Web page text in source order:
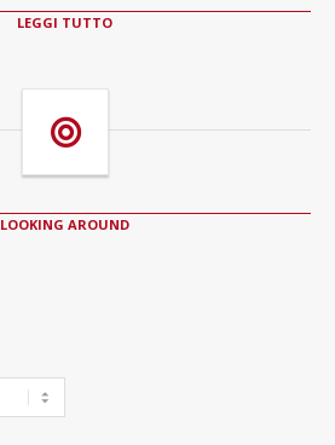
LEGGI TUTTO
LOOKING AROUND